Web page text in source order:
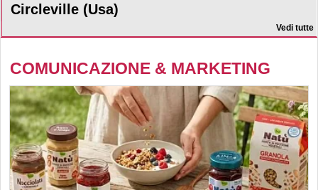
Circleville (Usa)
Vedi tutte
COMUNICAZIONE & MARKETING